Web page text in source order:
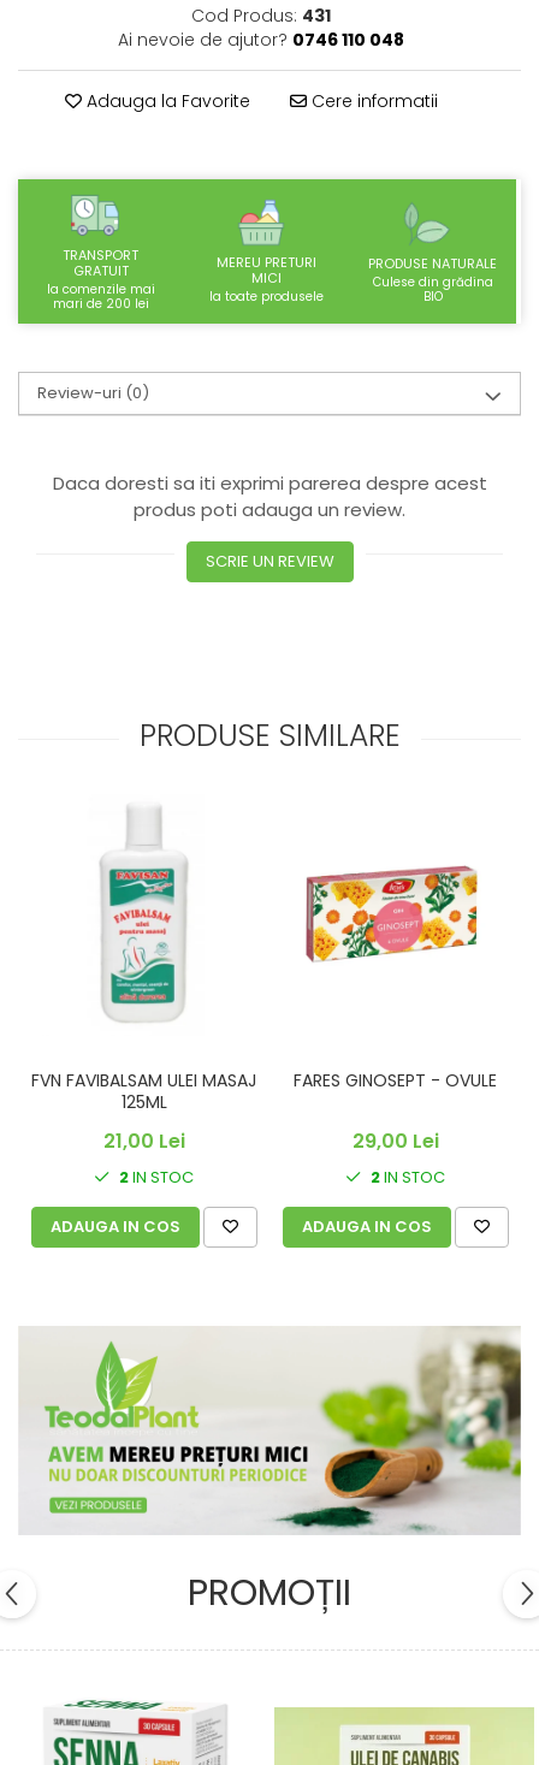
ANTITUMORAL
SUPLIMENTE URO-GENITAL
SUPLIMENTE DETOXIFIERE
COLON
SUPLIMENTE IMUNITATE
COSMETICE FAȚĂ
CREME CORP-MASAJ-MAINI -
CALCAIE
ULEIURI
GEMODERIVATE
CREME AFECTIUNI PIELE
Cod Produs: 431
Ai nevoie de ajutor? 0746 110 048
Adauga la Favorite Cere informatii
TRANSPORT
GRATUIT
la comenzile mai
mari de 200 lei
MEREU PRETURI
MICI
la toate produsele
PRODUSE NATURALE
Culese din grădina
BIO
Review-uri (0)
Daca doresti sa iti exprimi parerea despre acest
produs poti adauga un review.
SCRIE UN REVIEW
PRODUSE SIMILARE
FVN FAVIBALSAM ULEI MASAJ
125ML
21,00 Lei
2IN STOC
ADAUGA IN COS
FARES GINOSEPT - OVULE
29,00 Lei
2IN STOC
ADAUGA IN COS
PROMOȚII